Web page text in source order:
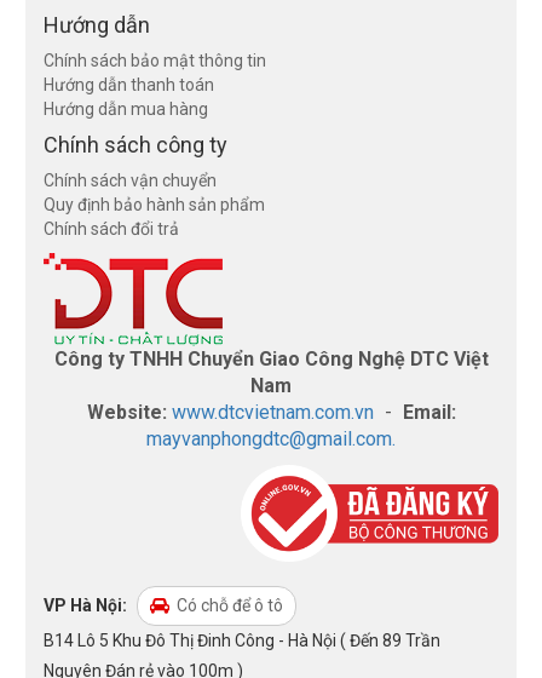
Hướng dẫn
Chính sách bảo mật thông tin
Hướng dẫn thanh toán
Hướng dẫn mua hàng
Chính sách công ty
Chính sách vận chuyển
Quy định bảo hành sản phẩm
Chính sách đổi trả
Công ty TNHH Chuyển Giao Công Nghệ DTC Việt
Nam
Website: www.dtcvietnam.com.vn - Email:
mayvanphongdtc@gmail.com.
VP Hà Nội:
Có chỗ để ô tô
B14 Lô 5 Khu Đô Thị Đinh Công - Hà Nội ( Đến 89 Trần
Nguyên Đán rẻ vào 100m )